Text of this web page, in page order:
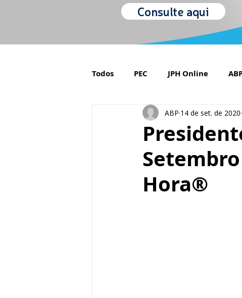
Consulte aqui
Todos PEC JPH Online
Orgulho de ser Psiquiatra
Hora®
ABP 14 de set. de 2020